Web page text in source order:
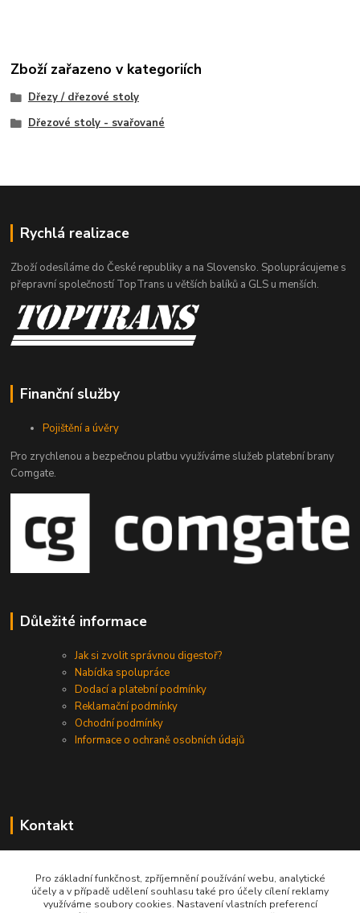
Zboží zařazeno v kategoriích
Dřezy / dřezové stoly
Dřezové stoly - svařované
Rychlá realizace
Zboží odesíláme do České republiky a na Slovensko. Spoluprácujeme s
přepravní společností TopTrans u větších balíků a GLS u menších.
Finanční služby
Pojištění a úvěry
Pro zrychlenou a bezpečnou platbu využíváme služeb platební brany
Comgate.
Důležité informace
Jak si zvolit správnou digestoř?
Nabídka spolupráce
Dodací a platební podmínky
Reklamační podmínky
Ochodní podmínky
Informace o ochraně osobních údajů
Kontakt
info@gastrodigestore.cz
Pro základní funkčnost, zpříjemnění používání webu, analytické
účely a v případě udělení souhlasu také pro účely cílení reklamy
využíváme soubory cookies. Nastavení vlastních preferencí